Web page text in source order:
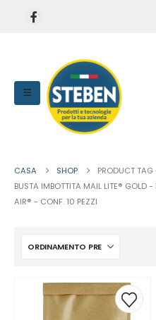
CASA SHOP
PRODUCT TAG
BUSTA IMBOTTITA MAIL LITE®
AIR® - CONF. 10 PEZZI